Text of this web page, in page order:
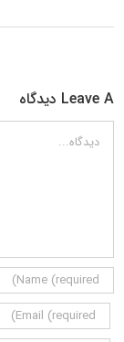
Leave A دیدگاه
دیدگاه